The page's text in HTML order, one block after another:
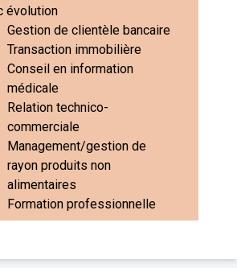
évolution
Gestion de clientèle bancaire
Transaction immobilière
Conseil en information
médicale
Relation technico-
commerciale
Management/gestion de
rayon produits non
alimentaires
Formation professionnelle